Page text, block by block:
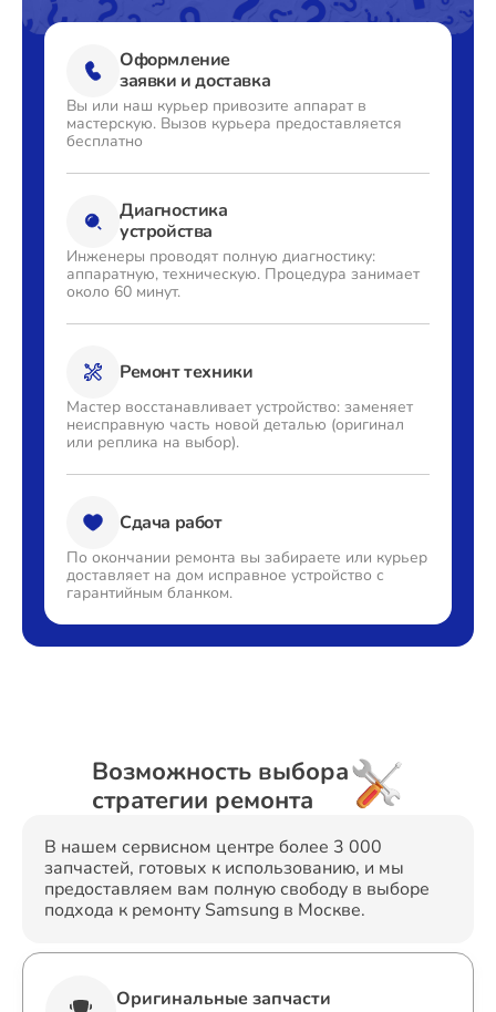
Оформление
заявки и доставка
Вы или наш курьер привозите аппарат в
мастерскую. Вызов курьера предоставляется
бесплатно
Диагностика
устройства
Инженеры проводят полную диагностику:
аппаратную, техническую. Процедура занимает
около 60 минут.
Ремонт техники
Мастер восстанавливает устройство: заменяет
неисправную часть новой деталью (оригинал
или реплика на выбор).
Сдача работ
По окончании ремонта вы забираете или курьер
доставляет на дом исправное устройство с
гарантийным бланком.
Возможность выбора
стратегии ремонта
В нашем сервисном центре более 3 000
запчастей, готовых к использованию, и мы
предоставляем вам полную свободу в выборе
подхода к ремонту Samsung в Москве.
Оригинальные запчасти